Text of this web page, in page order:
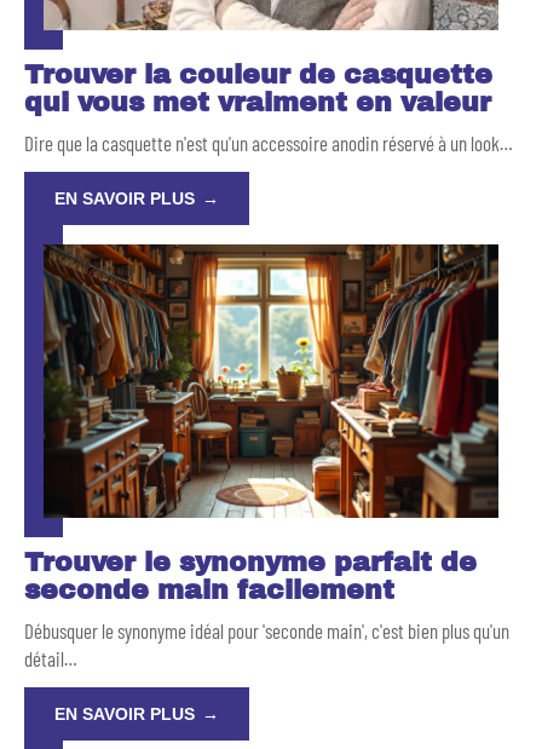
Trouver la couleur de casquette
qui vous met vraiment en valeur
Dire que la casquette n'est qu'un accessoire anodin réservé à un look…
EN SAVOIR PLUS
Trouver le synonyme parfait de
seconde main facilement
Débusquer le synonyme idéal pour 'seconde main', c'est bien plus qu'un
détail…
EN SAVOIR PLUS